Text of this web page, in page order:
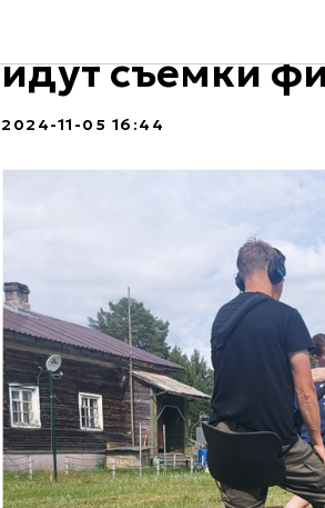
В
идут съемки
2024-11-05 16:44